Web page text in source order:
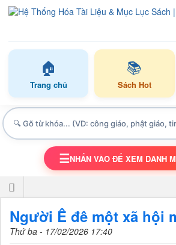
🏠
Trang chủ
📚
Sách Hot
TOGGLE
☰NHẤN VÀO ĐỂ XEM DANH
Người Ê đê một xã hội
Thứ ba - 17/02/2026 17:40